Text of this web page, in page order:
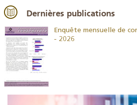
Dernières publications
Enquête mensuelle de
- 2026